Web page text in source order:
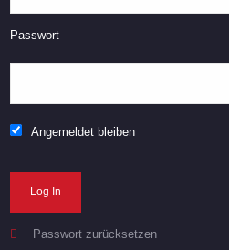
Passwort
Angemeldet bleiben
Passwort zurücksetzen